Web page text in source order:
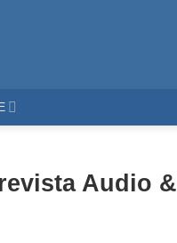
Audio &